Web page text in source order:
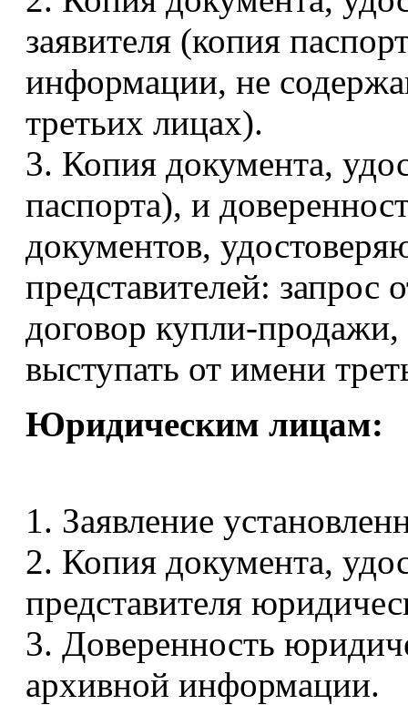
заявителя (копия
информации, не
третьих лицах).
3. Копия документа,
паспорта), и
документов,
представителей: запрос
договор купли-
выступать от имени
Юридическим лицам:
1. Заявление
2. Копия документа,
представителя
3. Доверенность
архивной информации.